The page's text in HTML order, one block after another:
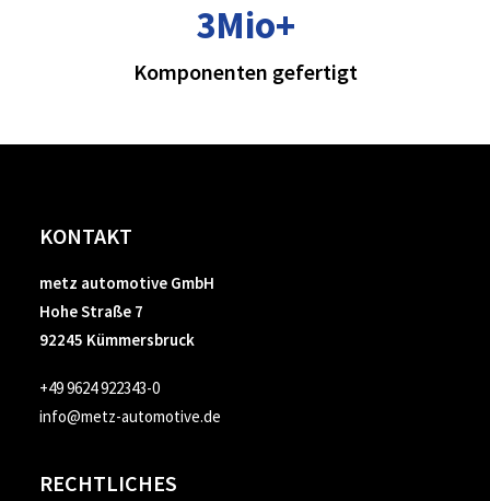
3Mio+
Komponenten gefertigt
KONTAKT
metz automotive GmbH
Hohe Straße 7
92245 Kümmersbruck
+49 9624 922343-0
info@metz-automotive.de
RECHTLICHES